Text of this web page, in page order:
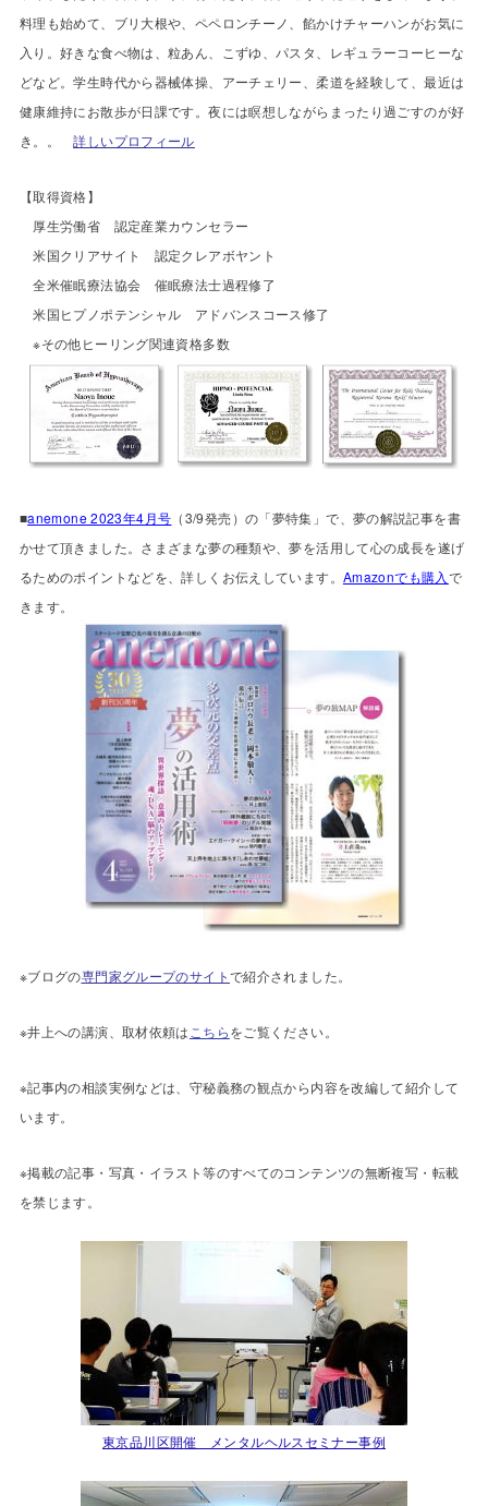
料理も始めて、ブリ大根や、ペペロンチーノ、餡かけチャーハンがお気に
入り。好きな食べ物は、粒あん、こずゆ、パスタ、レギュラーコーヒーな
どなど。学生時代から器械体操、アーチェリー、柔道を経験して、最近は
健康維持にお散歩が日課です。夜には瞑想しながらまったり過ごすのが好
き。。詳しいプロフィール
【取得資格】
厚生労働省 認定産業カウンセラー
米国クリアサイト 認定クレアボヤント
全米催眠療法協会 催眠療法士過程修了
米国ヒプノポテンシャル アドバンスコース修了
※その他ヒーリング関連資格多数
■anemone 2023年4月号 （3/9発売）の「夢特集」で、夢の解説記事を書
かせて頂きました。さまざまな夢の種類や、夢を活用して心の成長を遂げ
るためのポイントなどを、詳しくお伝えしています。 Amazonでも購入 で
きます。
※ブログの専門家グループのサイトで紹介されました。
※井上への講演、取材依頼は こちらをご覧ください。
※記事内の相談実例などは、守秘義務の観点から内容を改編して紹介して
います。
※掲載の記事・写真・イラスト等のすべてのコンテンツの無断複写・転載
を禁じます。
東京品川区開催 メンタルヘルスセミナー事例